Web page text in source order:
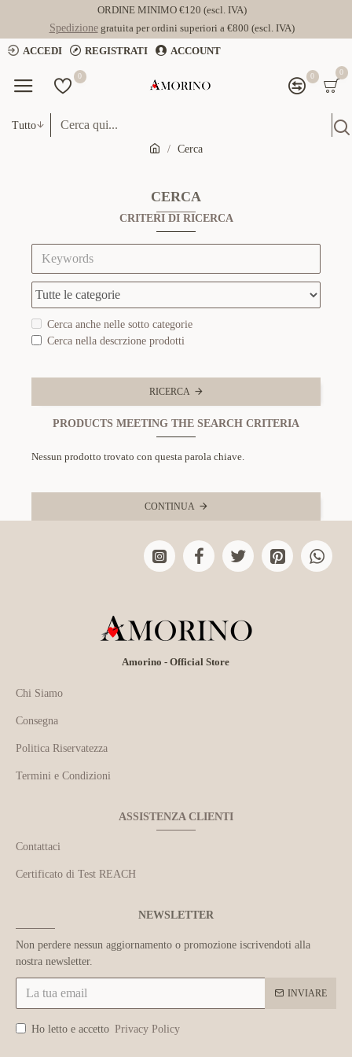
ORDINE MINIMO €120 (escl. IVA)
Spedizionegratuita per ordini superiori a €800 (escl. IVA)
ACCEDI
REGISTRATI ACCOUNT
0 0 0
Tutto
Cerca
CERCA
CRITERI DI RICERCA
Cerca anche nelle sotto categorie
Cerca nella descrzione prodotti
RICERCA
PRODUCTS MEETING THE SEARCH CRITERIA
Nessun prodotto trovato con questa parola chiave.
CONTINUA
Amorino - Official Store
Chi Siamo
Consegna
Politica Riservatezza
Termini e Condizioni
ASSISTENZA CLIENTI
Contattaci
Certificato di Test REACH
NEWSLETTER
Non perdere nessun aggiornamento o promozione iscrivendoti alla
nostra newsletter.
INVIARE
Ho letto e accetto Privacy Policy